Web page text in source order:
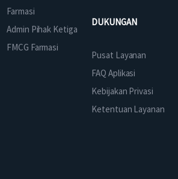
Farmasi
Admin Pihak Ketiga
FMCG Farmasi
DUKUNGAN
Pusat Layanan
FAQ Aplikasi
Kebijakan Privasi
Ketentuan Layanan